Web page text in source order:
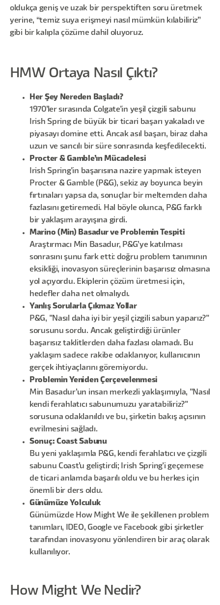
oldukça geniş ve uzak bir perspektiften soru üretmek
yerine, “temiz suya erişmeyi nasıl mümkün kılabiliriz”
gibi bir kalıpla çözüme dahil oluyoruz.
HMW Ortaya Nasıl Çıktı?
Her Şey Nereden Başladı?
1970’ler sırasında Colgate'in yeşil çizgili sabunu
Irish Spring de büyük bir ticari başarı yakaladı ve
piyasayı domine etti. Ancak asıl başarı, biraz daha
uzun ve sancılı bir süre sonrasında keşfedilecekti.
Procter & Gamble’ın Mücadelesi
Irish Spring'in başarısına nazire yapmak isteyen
Procter & Gamble (P&G), sekiz ay boyunca beyin
fırtınaları yapsa da, sonuçlar bir meltemden daha
fazlasını getiremedi. Hal böyle olunca, P&G farklı
bir yaklaşım arayışına girdi.
Marino (Min) Basadur ve Problemin Tespiti
Araştırmacı Min Basadur, P&G’ye katılması
sonrasını şunu fark etti: doğru problem tanımının
eksikliği, inovasyon süreçlerinin başarısız olmasına
yol açıyordu. Ekiplerin çözüm üretmesi için,
hedefler daha net olmalıydı.
Yanlış Sorularla Çıkmaz Yollar
P&G, "Nasıl daha iyi bir yeşil çizgili sabun yaparız?"
sorusunu sordu. Ancak geliştirdiği ürünler
başarısız taklitlerden daha fazlası olamadı. Bu
yaklaşım sadece rakibe odaklanıyor, kullanıcının
gerçek ihtiyaçlarını göremiyordu.
Problemin Yeniden Çerçevelenmesi
Min Basadur’un insan merkezli yaklaşımıyla, "Nasıl
kendi ferahlatıcı sabunumuzu yaratabiliriz?"
sorusuna odaklanıldı ve bu, şirketin bakış açısının
evrilmesini sağladı.
Sonuç: Coast Sabunu
Bu yeni yaklaşımla P&G, kendi ferahlatıcı ve çizgili
sabunu Coast’u geliştirdi; Irish Spring'i geçemese
de ticari anlamda başarılı oldu ve bu herkes için
önemli bir ders oldu.
Günümüze Yolculuk
Günümüzde How Might We ile şekillenen problem
tanımları, IDEO, Google ve Facebook gibi şirketler
tarafından inovasyonu yönlendiren bir araç olarak
kullanılıyor.
How Might We Nedir?